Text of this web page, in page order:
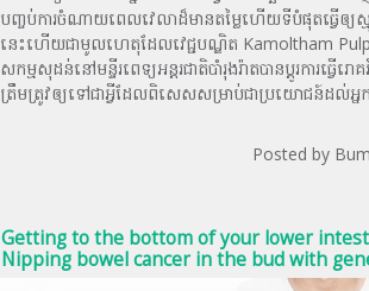
បញ្ចប់ការចំណាយពេលវេលាដ៏មានតម្លៃហើយទីបំផុតធ្វើឲ្យស្
នេះហើយជាមូលហេតុដែលវេជ្ជបណ្ឌិត Kamoltham
សកម្មសុដន់នៅមន្ទីរពេទ្យអន្តរជាតិបាំរុងរ៉ាតបានប្ដូរការធ្វើ
ត្រឹមត្រូវឲ្យទៅជាអ្វីដែលពិសេសសម្រាប់ជាប្រយោជន៍ដល់អ្ន
Posted by
Getting to the bottom of your lower
Nipping bowel cancer in the bud with